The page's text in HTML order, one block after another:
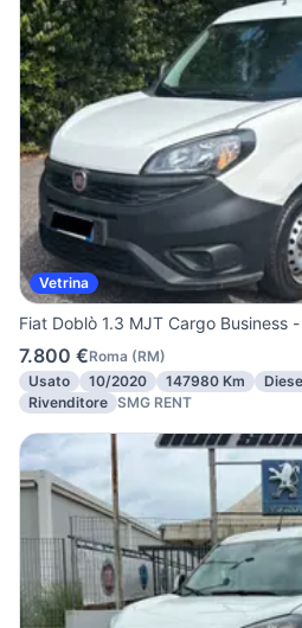
Vetrina
Fiat Doblò 1.3 MJT Cargo Business
7.800 €Roma (RM)
Usato
10/2020 147980 Km
Rivenditore SMG RENT